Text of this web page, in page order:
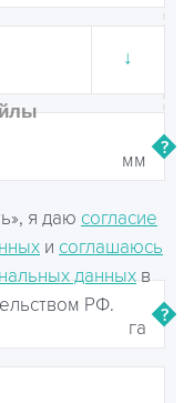
↓
мм
га
я даю согласие
и соглашаюсь
данныхв
РФ.